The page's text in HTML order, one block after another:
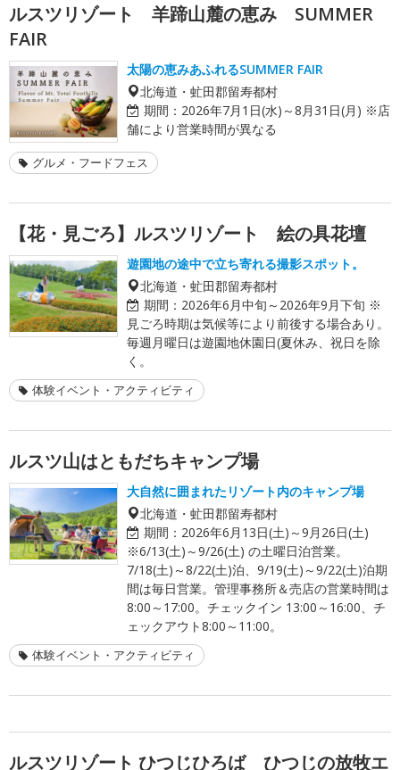
ルスツリゾート 羊蹄山麓の恵み SUMMER
FAIR
太陽の恵みあふれるSUMMER FAIR
北海道・虻田郡留寿都村
期間： 2026年7月1日(水)～8月31日(月) ※店
舗により営業時間が異なる
グルメ・フードフェス
【花・見ごろ】ルスツリゾート 絵の具花壇
遊園地の途中で立ち寄れる撮影スポット。
北海道・虻田郡留寿都村
期間： 2026年6月中旬～2026年9月下旬 ※
見ごろ時期は気候等により前後する場合あり。
毎週月曜日は遊園地休園日(夏休み、祝日を除
く。
体験イベント・アクティビティ
ルスツ山はともだちキャンプ場
大自然に囲まれたリゾート内のキャンプ場
北海道・虻田郡留寿都村
期間： 2026年6月13日(土)～9月26日(土)
※6/13(土)～9/26(土) の土曜日泊営業。
7/18(土)～8/22(土)泊、9/19(土)～9/22(土)泊期
間は毎日営業。管理事務所＆売店の営業時間は
8:00～17:00。チェックイン 13:00～16:00、チ
ェックアウト8:00～11:00。
体験イベント・アクティビティ
ルスツリゾート ひつじひろば ひつじの放牧エ